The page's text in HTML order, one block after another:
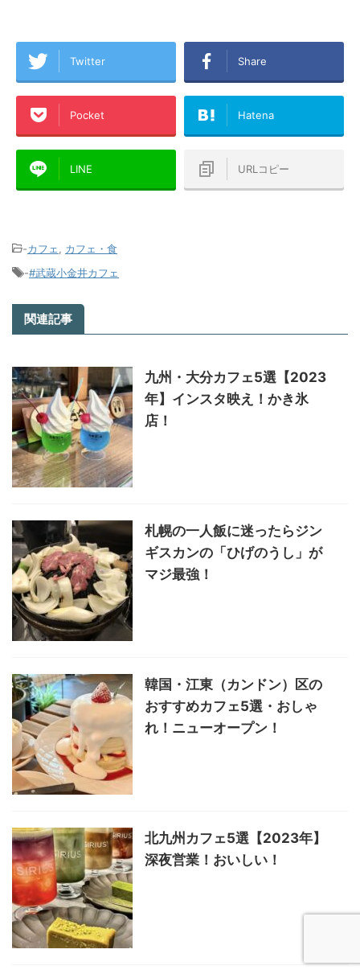
Twitter Share
Pocket Hatena
LINE URLコピー
-カフェ
カフェ・食
-#武蔵小金井カフェ
関連記事
九州・大分カフェ5選【2023
年】インスタ映え！かき氷
店！
札幌の一人飯に迷ったらジン
ギスカンの「ひげのうし」が
マジ最強！
韓国・江東（カンドン）区の
おすすめカフェ5選・おしゃ
れ！ニューオープン！
北九州カフェ5選【2023年】
深夜営業！おいしい！